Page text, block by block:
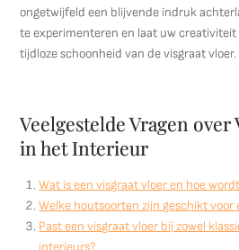
ongetwijfeld een blijvende indruk
te experimenteren en laat uw creativiteit
tijdloze schoonheid van de visgraat vloer.
Veelgestelde Vragen over
in het Interieur
Wat is een visgraat vloer en hoe
Welke houtsoorten zijn geschikt voor
Past een visgraat vloer bij zowel
interieurs?